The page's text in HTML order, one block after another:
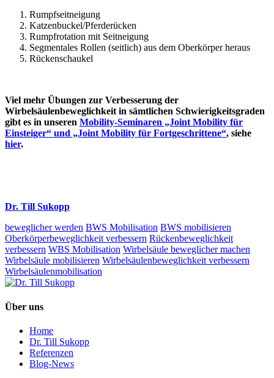
Rumpfseitneigung
Katzenbuckel/Pferderücken
Rumpfrotation mit Seitneigung
Segmentales Rollen (seitlich) aus dem Oberkörper heraus
Rückenschaukel
Viel mehr Übungen zur Verbesserung der
Wirbelsäulenbeweglichkeit in sämtlichen Schwierigkeitsgraden
gibt es in unseren Mobility-Seminaren „Joint Mobility für
Einsteiger“ und „Joint Mobility für Fortgeschrittene“, siehe
hier.
Dr. Till Sukopp
beweglicher werden BWS Mobilisation BWS mobilisieren
Oberkörperbeweglichkeit verbessern Rückenbeweglichkeit
verbessern WBS Mobilisation Wirbelsäule beweglicher machen
Wirbelsäule mobilisieren Wirbelsäulenbeweglichkeit verbessern
Wirbelsäulenmobilisation
Über uns
Home
Dr. Till Sukopp
Referenzen
Blog-News